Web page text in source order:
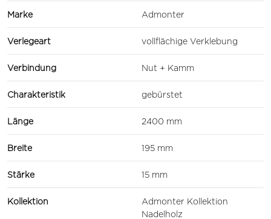
Marke Admonter
Verlegeart vollflächige Verklebung
Verbindung Nut + Kamm
Charakteristik gebürstet
Länge 2400 mm
Breite 195 mm
Stärke 15 mm
Kollektion
Admonter Kollektion
Nadelholz